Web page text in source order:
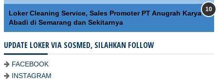
Loker Cleaning Service, Sales Promoter PT Anugrah Karya
Abadi di Semarang dan Sekitarnya
UPDATE LOKER VIA SOSMED, SILAHKAN FOLLOW
FACEBOOK
INSTAGRAM